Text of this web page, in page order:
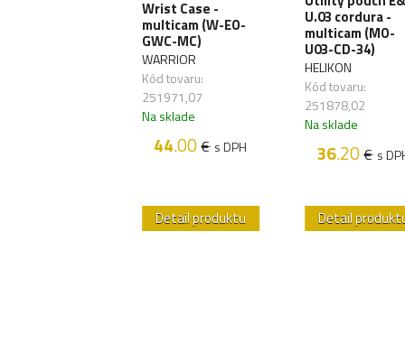
Wrist Case -
multicam (W-EO-
GWC-MC)
WARRIOR
Kód tovaru:
251971,07
Na sklade
44.00€ s DPH
Detail produktu
U.03 cordura -
multicam (MO-
U03-CD-34)
HELIKON
Kód tovaru:
251878,02
Na sklade
36.20€ s
Detail